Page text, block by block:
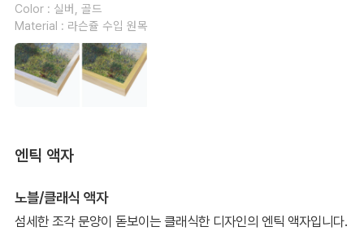
Color : 실버, 골드
Material : 라슨쥴 수입 원목
엔틱 액자
노블/클래식 액자
섬세한 조각 문양이 돋보이는 클래식한 디자인의 엔틱 액자입니다.